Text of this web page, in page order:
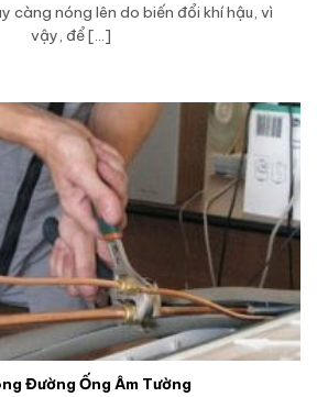
càng nóng lên do biến đổi khí hậu, vì
vậy, để [...]
Đường Ống Âm Tường